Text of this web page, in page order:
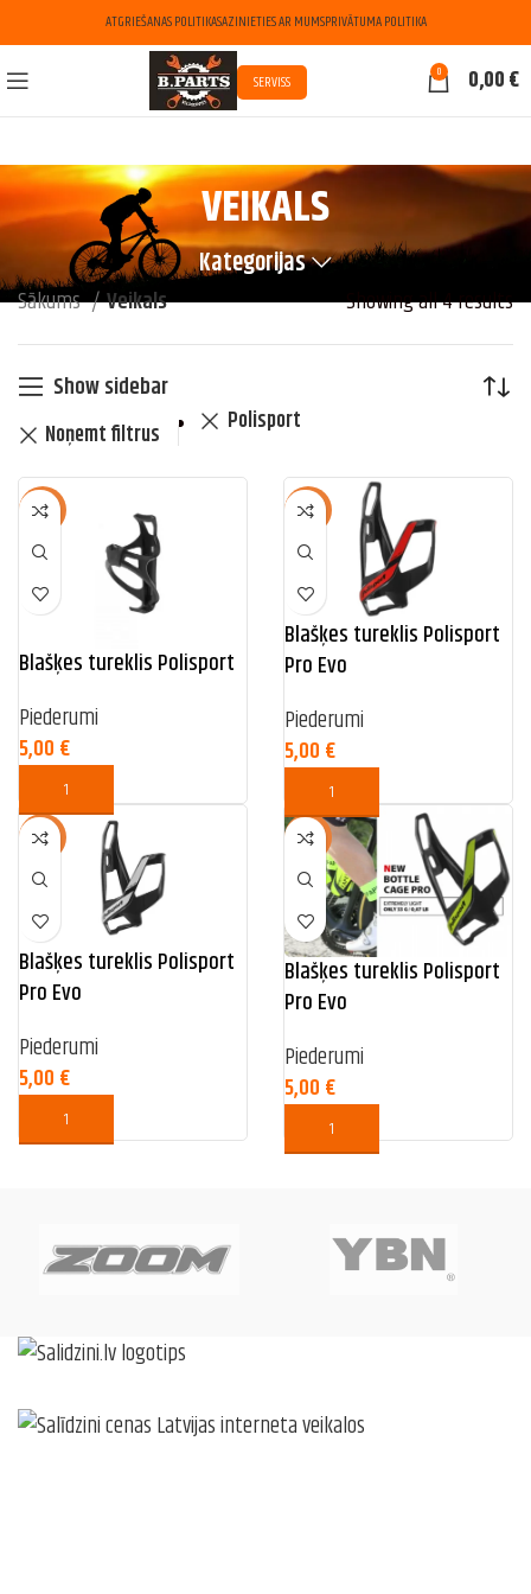
ATGRIEŠANAS POLITIKASAZINIETIES AR MUMSPRIVĀTUMA POLITIKA
SERVISS 0 0,00€
VEIKALS
Kategorijas
Sākums Veikals Showing all 4 results
Show sidebar
Noņemt filtrus Polisport
NEW
Blašķes tureklis Polisport
Piederumi
5,00 €
NEW
Blašķes tureklis Polisport
Pro Evo
Piederumi
5,00 €
NEW
Blašķes tureklis Polisport
Pro Evo
Piederumi
5,00 €
NEW
Blašķes tureklis Polisport
Pro Evo
Piederumi
5,00 €